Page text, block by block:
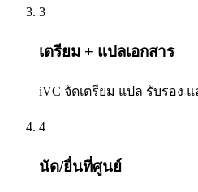
3
เตรียม + แปลเอกสาร
iVC จัดเตรียม แปล รับรอง
4
นัด/ยื่นที่ศูนย์